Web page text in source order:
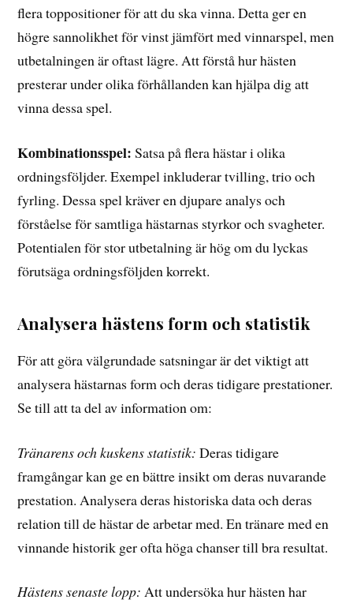
flera toppositioner för att du ska vinna. Detta ger en
högre sannolikhet för vinst jämfört med vinnarspel, men
utbetalningen är oftast lägre. Att förstå hur hästen
presterar under olika förhållanden kan hjälpa dig att
vinna dessa spel.
Kombinationsspel: Satsa på flera hästar i olika
ordningsföljder. Exempel inkluderar tvilling, trio och
fyrling. Dessa spel kräver en djupare analys och
förståelse för samtliga hästarnas styrkor och svagheter.
Potentialen för stor utbetalning är hög om du lyckas
förutsäga ordningsföljden korrekt.
Analysera hästens form och statistik
För att göra välgrundade satsningar är det viktigt att
analysera hästarnas form och deras tidigare prestationer.
Se till att ta del av information om:
Tränarens och kuskens statistik: Deras tidigare
framgångar kan ge en bättre insikt om deras nuvarande
prestation. Analysera deras historiska data och deras
relation till de hästar de arbetar med. En tränare med en
vinnande historik ger ofta höga chanser till bra resultat.
Hästens senaste lopp: Att undersöka hur hästen har